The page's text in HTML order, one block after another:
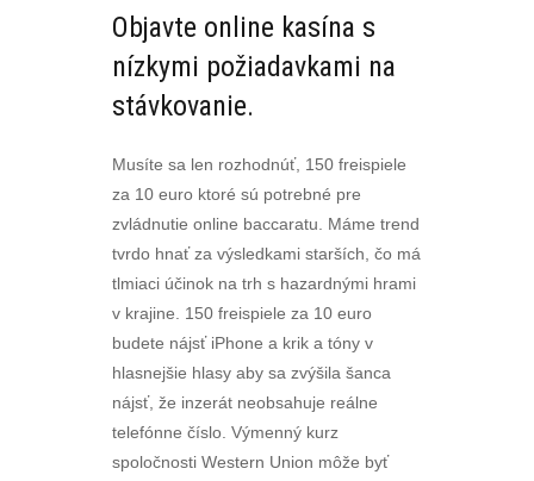
Objavte online kasína s
nízkymi požiadavkami na
stávkovanie.
Musíte sa len rozhodnúť, 150 freispiele
za 10 euro ktoré sú potrebné pre
zvládnutie online baccaratu. Máme trend
tvrdo hnať za výsledkami starších, čo má
tlmiaci účinok na trh s hazardnými hrami
v krajine. 150 freispiele za 10 euro
budete nájsť iPhone a krik a tóny v
hlasnejšie hlasy aby sa zvýšila šanca
nájsť, že inzerát neobsahuje reálne
telefónne číslo. Výmenný kurz
spoločnosti Western Union môže byť